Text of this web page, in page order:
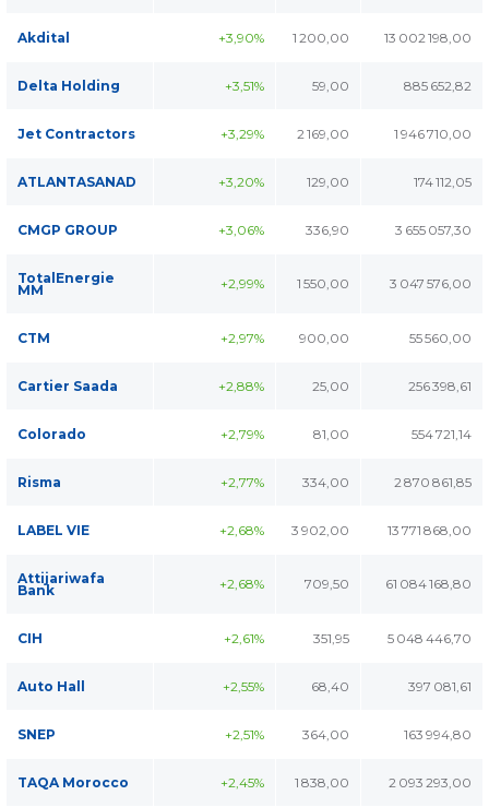
Akdital +3,90% 1 200,00 13 002 198,00
Delta Holding +3,51% 59,00 885 652,82
Jet Contractors +3,29% 2 169,00 1 946 710,00
ATLANTASANAD +3,20% 129,00 174 112,05
CMGP GROUP +3,06% 336,90 3 655 057,30
TotalEnergie
MM +2,99% 1 550,00 3 047 576,00
CTM +2,97% 900,00 55 560,00
Cartier Saada +2,88% 25,00 256 398,61
Colorado +2,79% 81,00 554 721,14
Risma +2,77% 334,00 2 870 861,85
LABEL VIE +2,68% 3 902,00 13 771 868,00
Attijariwafa
Bank +2,68% 709,50 61 084 168,80
CIH +2,61% 351,95 5 048 446,70
Auto Hall +2,55% 68,40 397 081,61
SNEP +2,51% 364,00 163 994,80
TAQA Morocco +2,45% 1 838,00 2 093 293,00